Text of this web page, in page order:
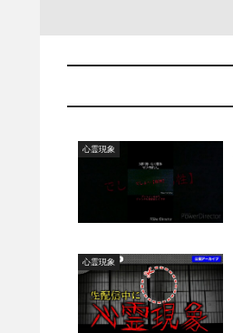
心霊現象
心霊現象